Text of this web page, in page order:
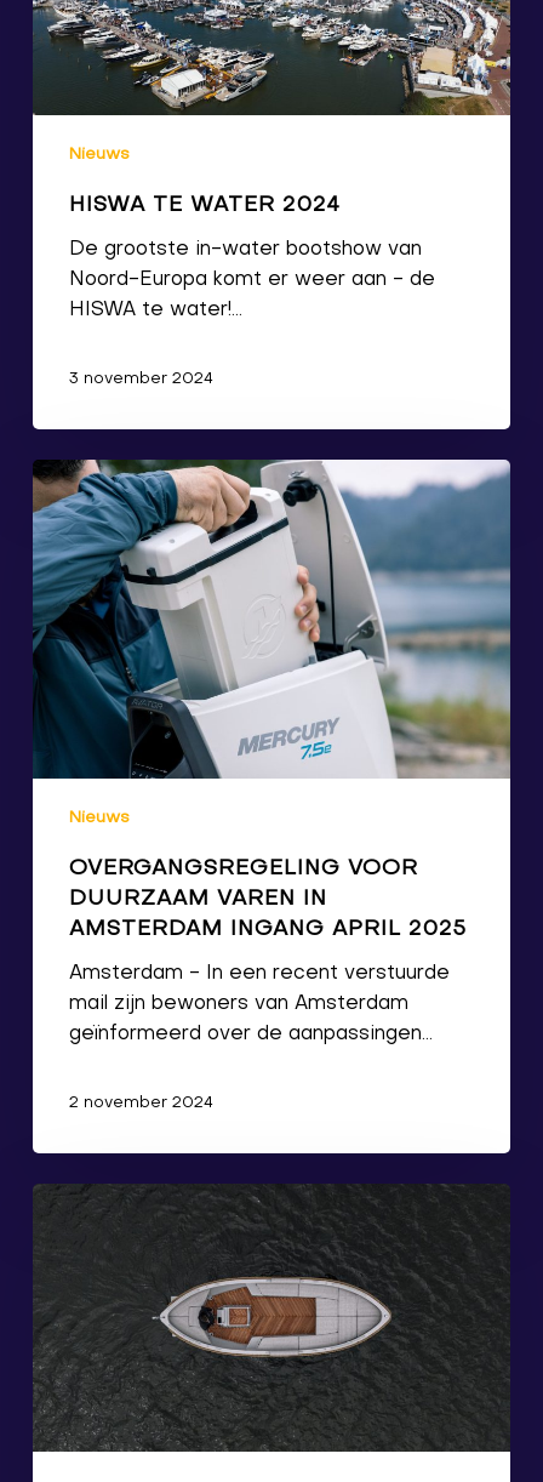
Nieuws
HISWA TE WATER 2024
De grootste in-water bootshow van
Noord-Europa komt er weer aan - de
HISWA te water!…
3 november 2024
Nieuws
OVERGANGSREGELING VOOR
DUURZAAM VAREN IN
AMSTERDAM INGANG APRIL 2025
Amsterdam - In een recent verstuurde
mail zijn bewoners van Amsterdam
geïnformeerd over de aanpassingen…
2 november 2024